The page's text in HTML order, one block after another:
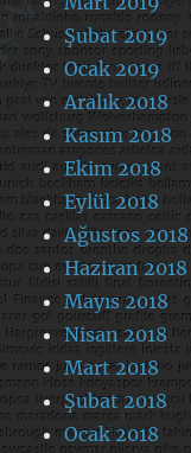
Şubat 2019
Ocak 2019
Aralık 2018
Kasım 2018
Ekim 2018
Eylül 2018
Ağustos 2018
Haziran 2018
Mayıs 2018
Nisan 2018
Mart 2018
Şubat 2018
Ocak 2018